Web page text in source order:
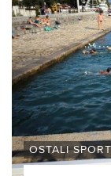
OSTALI